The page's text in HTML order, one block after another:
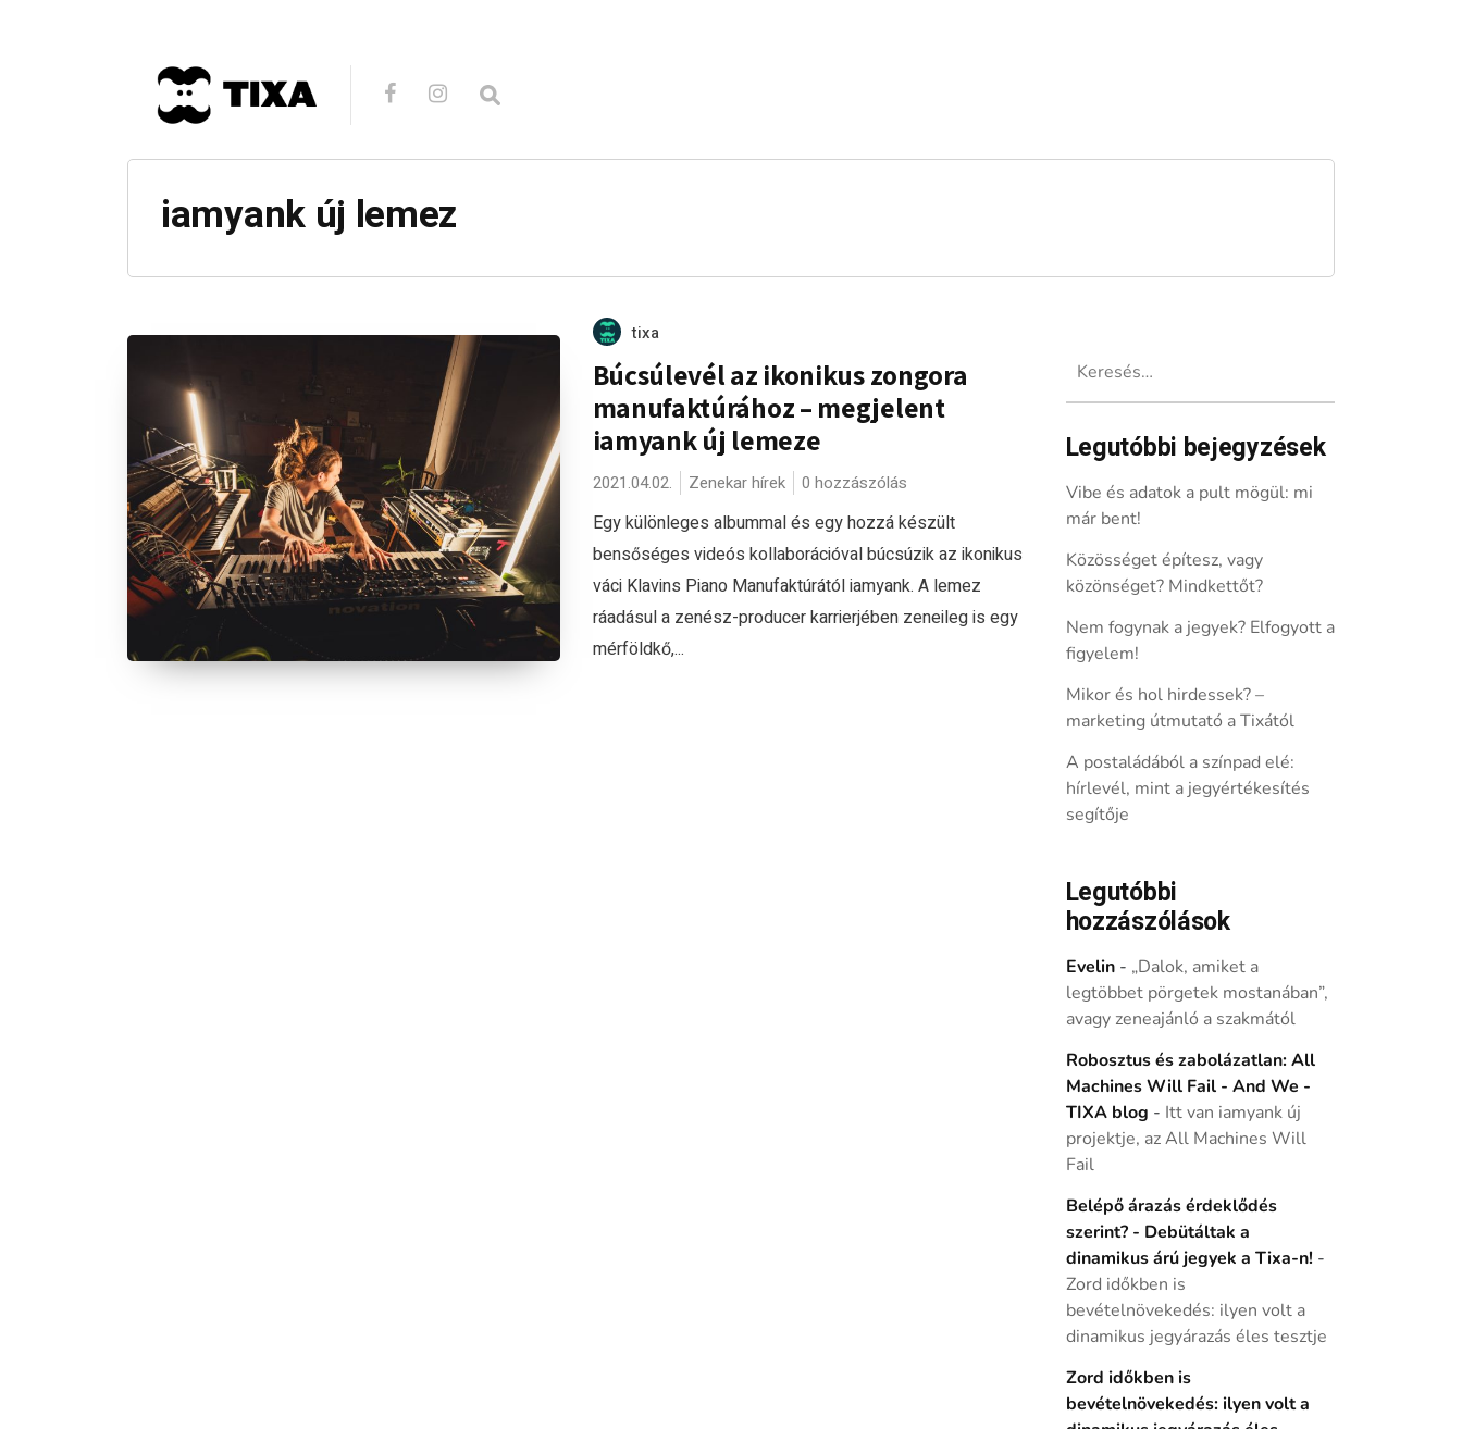
iamyank új lemez
tixa
Búcsúlevél az ikonikus zongora
manufaktúrához – megjelent
iamyank új lemeze
2021.04.02. Zenekar hírek 0 hozzászólás
Egy különleges albummal és egy hozzá készült
bensőséges videós kollaborációval búcsúzik az ikonikus
váci Klavins Piano Manufaktúrától iamyank. A lemez
ráadásul a zenész-producer karrierjében zeneileg is egy
mérföldkő,...
Legutóbbi bejegyzések
Vibe és adatok a pult mögül: mi
már bent!
Közösséget építesz, vagy
közönséget? Mindkettőt?
Nem fogynak a jegyek? Elfogyott a
figyelem!
Mikor és hol hirdessek? –
marketing útmutató a Tixától
A postaládából a színpad elé:
hírlevél, mint a jegyértékesítés
segítője
Legutóbbi
hozzászólások
Evelin- „Dalok, amiket a
legtöbbet pörgetek mostanában”,
avagy zeneajánló a szakmától
Robosztus és zabolázatlan: All
Machines Will Fail - And We -
TIXA blog - Itt van iamyank új
projektje, az All Machines Will
Fail
Belépő árazás érdeklődés
szerint? - Debütáltak a
dinamikus árú jegyek a Tixa-n! -
Zord időkben is
bevételnövekedés: ilyen volt a
dinamikus jegyárazás éles tesztje
Zord időkben is
bevételnövekedés: ilyen volt a